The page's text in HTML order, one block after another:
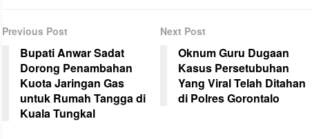
Previous Post
Bupati Anwar Sadat
Dorong Penambahan
Kuota Jaringan Gas
untuk Rumah Tangga di
Kuala Tungkal
Next Post
Oknum Guru Dugaan
Kasus Persetubuhan
Yang Viral Telah Ditahan
di Polres Gorontalo